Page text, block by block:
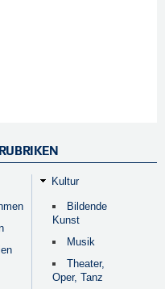
Kultur
Bildende
Kunst
Musik
Theater,
Oper, Tanz